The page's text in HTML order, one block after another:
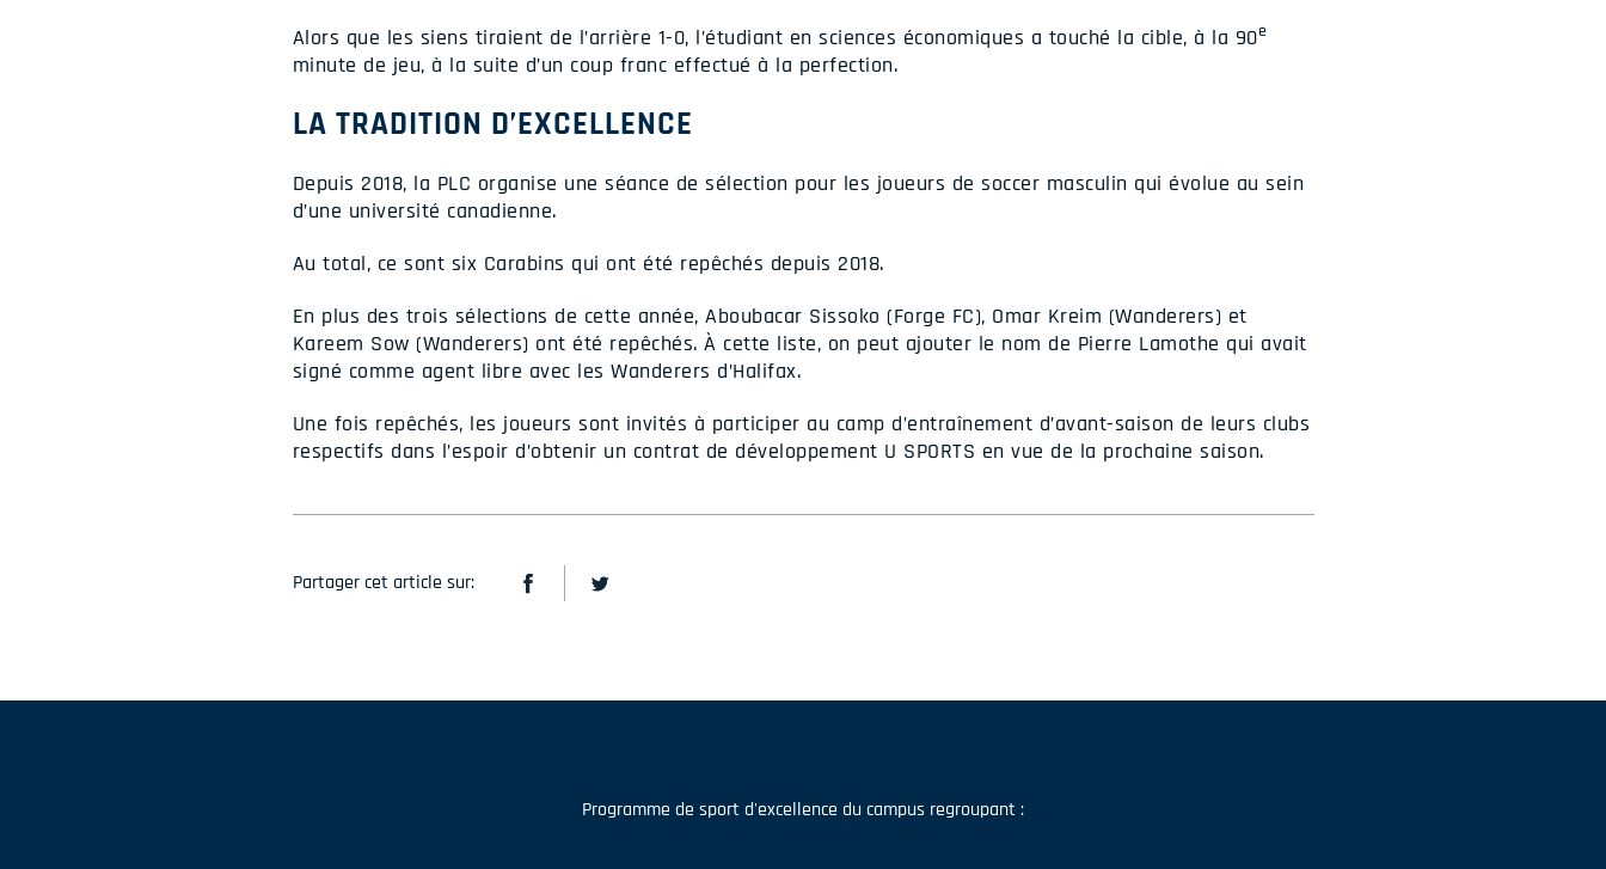
Alors que les siens tiraient de l’arrière 1-0, l’étudiant en sciences économiques a touché la cible, à la 90e
minute de jeu, à la suite d’un coup franc effectué à la perfection.
LA TRADITION D’EXCELLENCE
Depuis 2018, la PLC organise une séance de sélection pour les joueurs de soccer masculin qui évolue au sein
d’une université canadienne.
Au total, ce sont six Carabins qui ont été repêchés depuis 2018.
En plus des trois sélections de cette année, Aboubacar Sissoko (Forge FC), Omar Kreim (Wanderers) et
Kareem Sow (Wanderers) ont été repêchés. À cette liste, on peut ajouter le nom de Pierre Lamothe qui avait
signé comme agent libre avec les Wanderers d’Halifax.
Une fois repêchés, les joueurs sont invités à participer au camp d’entraînement d’avant-saison de leurs clubs
respectifs dans l’espoir d’obtenir un contrat de développement U SPORTS en vue de la prochaine saison.
Partager cet article sur:
Programme de sport d'excellence du campus regroupant :